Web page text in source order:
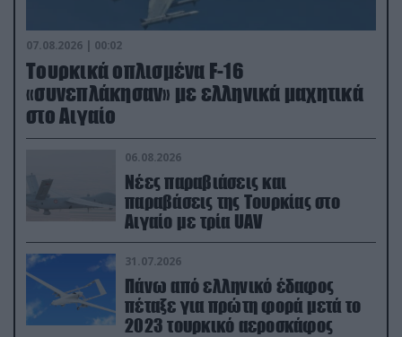
07.08.2026 | 00:02
Τουρκικά οπλισμένα F-16
«συνεπλάκησαν» με ελληνικά μαχητικά
στο Αιγαίο
06.08.2026
Νέες παραβιάσεις και
παραβάσεις της Τουρκίας στο
Αιγαίο με τρία UAV
31.07.2026
Πάνω από ελληνικό έδαφος
πέταξε για πρώτη φορά μετά το
2023 τουρκικό αεροσκάφος